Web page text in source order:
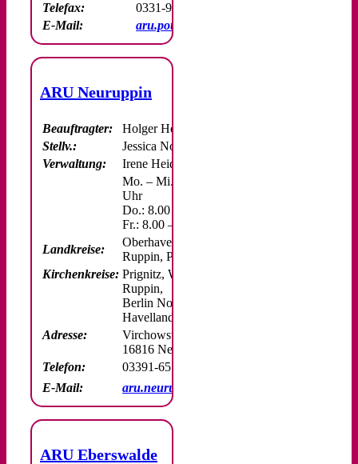
Telefax:
0331-95 110 16
E-Mail:
aru.potsdam@ekbo.de
ARU Neuruppin
Beauftragter:
Holger Hespen
Stellv.:
Jessica Nowag
Verwaltung:
Irene Heidrich
Mo. – Mi.: 8.00 – 15.00
Uhr
Do.: 8.00 – 16.00 Uhr
Fr.: 8.00 – 13.00 Uhr
Landkreise:
Oberhavel, Ostprignitz-
Ruppin, Prignitz
Kirchenkreise: Prignitz, Wittstock-
Ruppin,
Berlin Nord-Ost, Oberes
Havelland
Adresse:
Virchowstraße 13
16816 Neuruppin
Telefon:
03391-65 12 45 /46
E-Mail:
aru.neuruppin@ekbo.de
ARU Eberswalde